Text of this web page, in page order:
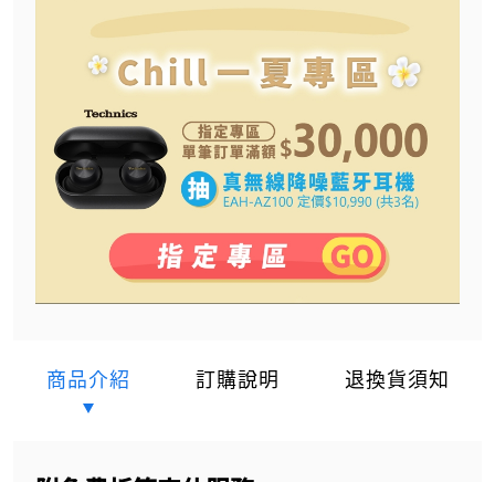
商品介紹 訂購說明 退換貨須知